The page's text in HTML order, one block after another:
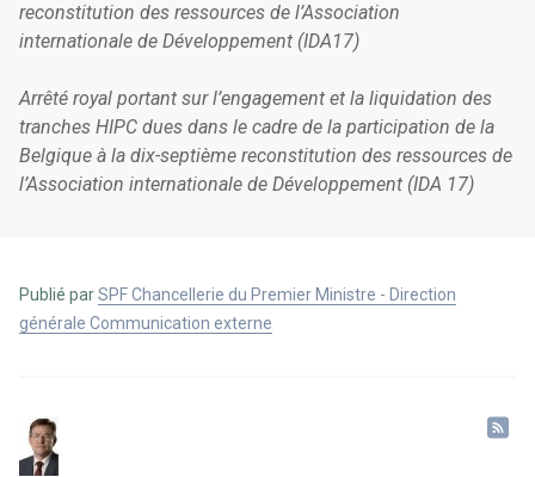
reconstitution des ressources de l’Association
internationale de Développement (IDA17)
Arrêté royal portant sur l’engagement et la liquidation des
tranches HIPC dues dans le cadre de la participation de la
Belgique à la dix-septième reconstitution des ressources de
l’Association internationale de Développement (IDA 17)
Publié parSPF Chancellerie du Premier Ministre - Direction
générale Communication externe